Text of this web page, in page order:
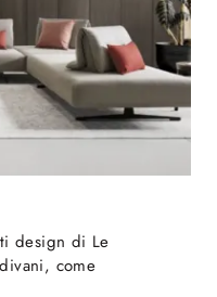
design di Le
come